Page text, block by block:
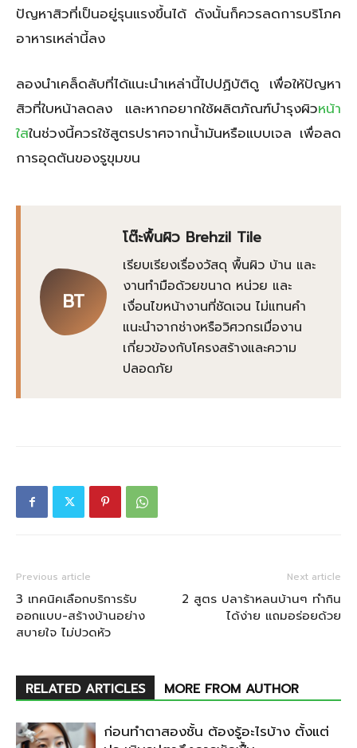
ปัญหาสิวที่เป็นอยู่รุนแรงขึ้นได้ ดังนั้นก็ควรลดการบริโภค
อาหารเหล่านี้ลง
ลองนำเคล็ดลับที่ได้แนะนำเหล่านี้ไปปฏิบัติดู เพื่อให้ปัญหา
สิวที่ใบหน้าลดลง และหากอยากใช้ผลิตภัณฑ์บำรุงผิวหน้า
ใสในช่วงนี้ควรใช้สูตรปราศจากน้ำมันหรือแบบเจล เพื่อลด
การอุดตันของรูขุมขน
BT
โต๊ะพื้นผิว Brehzil Tile
เรียบเรียงเรื่องวัสดุ พื้นผิว บ้าน และ
งานทำมือด้วยขนาด หน่วย และ
เงื่อนไขหน้างานที่ชัดเจน ไม่แทนคำ
แนะนำจากช่างหรือวิศวกรเมื่องาน
เกี่ยวข้องกับโครงสร้างและความ
ปลอดภัย
Previous article
3 เทคนิคเลือกบริการรับ
ออกแบบ-สร้างบ้านอย่าง
สบายใจ ไม่ปวดหัว
Next article
2 สูตร ปลาร้าหลนบ้านๆ ทำกิน
ได้ง่าย แถมอร่อยด้วย
RELATED ARTICLES MORE FROM AUTHOR
ก่อนทำตาสองชั้น ต้องรู้อะไรบ้าง ตั้งแต่